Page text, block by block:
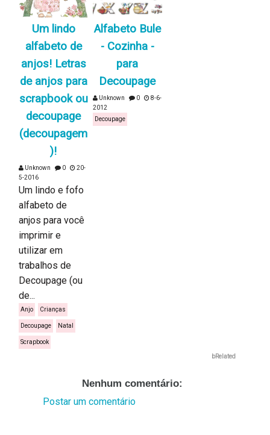
Um lindo
alfabeto de
anjos! Letras
de anjos para
scrapbook ou
decoupage
(decoupagem
)!
Unknown 0
20-
5-2016
Um lindo e fofo
alfabeto de
anjos para você
imprimir e
utilizar em
trabalhos de
Decoupage (ou
de...
Anjo Crianças
Decoupage Natal
Scrapbook
Alfabeto Bule
- Cozinha -
para
Decoupage
Unknown 0
8-6-
2012
Decoupage
bRelated
Nenhum comentário:
Postar um comentário